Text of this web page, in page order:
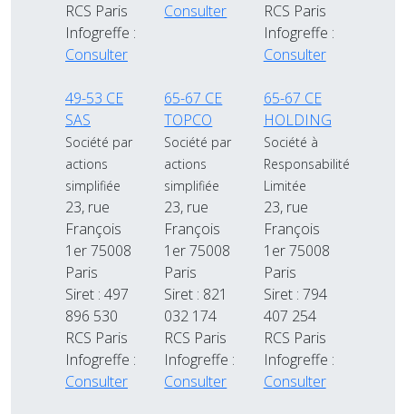
RCS Paris
Infogreffe :
Consulter
Consulter
RCS Paris
Infogreffe :
Consulter
49-53 CE
SAS
Société par
actions
simplifiée
23, rue
François
1er 75008
Paris
Siret : 497
896 530
RCS Paris
Infogreffe :
Consulter
65-67 CE
TOPCO
Société par
actions
simplifiée
23, rue
François
1er 75008
Paris
Siret : 821
032 174
RCS Paris
Infogreffe :
Consulter
65-67 CE
HOLDING
Société à
Responsabilité
Limitée
23, rue
François
1er 75008
Paris
Siret : 794
407 254
RCS Paris
Infogreffe :
Consulter